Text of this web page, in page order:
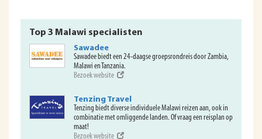
Top 3 Malawi specialisten
Sawadee
Sawadee biedt een 24-daagse groepsrondreis door Zambia,
Malawi en Tanzania.
Bezoek website
Tenzing Travel
Tenzing biedt diverse individuele Malawi reizen aan, ook in
combinatie met omliggende landen. Of vraag een reisplan op
maat!
Bezoek website